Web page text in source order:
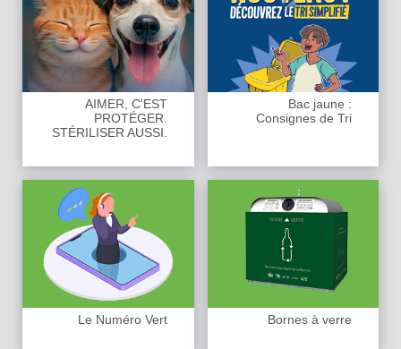
AIMER, C'EST
PROTÉGER.
STÉRILISER AUSSI.
Bac jaune :
Consignes de Tri
Le Numéro Vert Bornes à verre